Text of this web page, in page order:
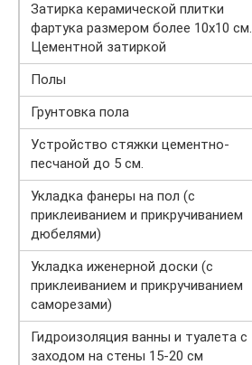
Затирка керамической плитки
фартука размером более 10х10 см.
Цементной затиркой
Полы
Грунтовка пола
Устройство стяжки цементно-
песчаной до 5 см.
Укладка фанеры на пол (с
приклеиванием и прикручиванием
дюбелями)
Укладка иженерной доски (с
приклеиванием и прикручиванием
саморезами)
Гидроизоляция ванны и туалета с
заходом на стены 15-20 см